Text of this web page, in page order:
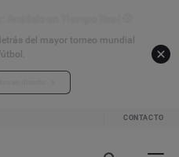
del mayor torneo mundial
CONTACTO